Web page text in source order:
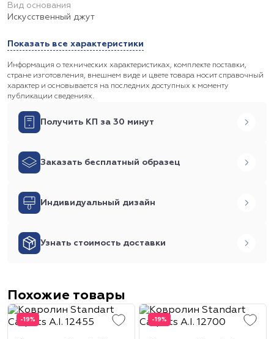
Вид основания
Искусственный джут
Показать все характеристики
Информация о технических характеристиках, комплекте поставки,
стране изготовления, внешнем виде и цвете товара носит справочный
характер и основывается на последних доступных к моменту
публикации сведениях.
Получить КП за 30 минут
Заказать бесплатный образец
Индивидуальный дизайн
Узнать стоимость доставки
Похожие товары
-19% -19%